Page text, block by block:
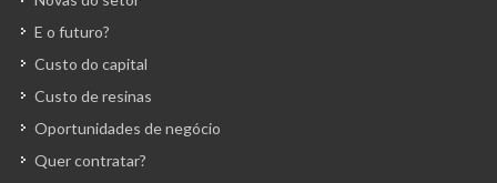
E o futuro?
Custo do capital
Custo de resinas
Oportunidades de negócio
Quer contratar?